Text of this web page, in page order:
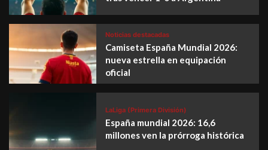
Noticias destacadas
Camiseta España Mundial 2026:
nueva estrella en equipación
oficial
LaLiga (Primera División)
España mundial 2026: 16,6
millones ven la prórroga histórica